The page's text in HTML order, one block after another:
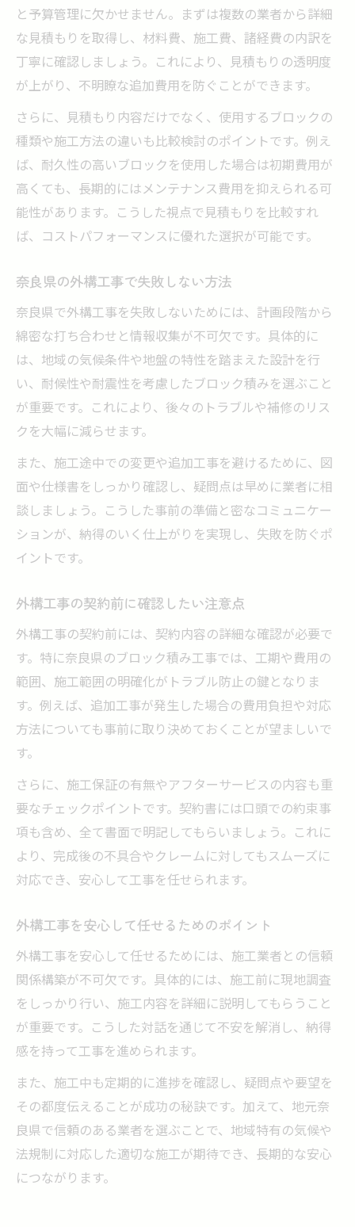
と予算管理に欠かせません。まずは複数の業者から詳細
な見積もりを取得し、材料費、施工費、諸経費の内訳を
丁寧に確認しましょう。これにより、見積もりの透明度
が上がり、不明瞭な追加費用を防ぐことができます。
さらに、見積もり内容だけでなく、使用するブロックの
種類や施工方法の違いも比較検討のポイントです。例え
ば、耐久性の高いブロックを使用した場合は初期費用が
高くても、長期的にはメンテナンス費用を抑えられる可
能性があります。こうした視点で見積もりを比較すれ
ば、コストパフォーマンスに優れた選択が可能です。
奈良県の外構工事で失敗しない方法
奈良県で外構工事を失敗しないためには、計画段階から
綿密な打ち合わせと情報収集が不可欠です。具体的に
は、地域の気候条件や地盤の特性を踏まえた設計を行
い、耐候性や耐震性を考慮したブロック積みを選ぶこと
が重要です。これにより、後々のトラブルや補修のリス
クを大幅に減らせます。
また、施工途中での変更や追加工事を避けるために、図
面や仕様書をしっかり確認し、疑問点は早めに業者に相
談しましょう。こうした事前の準備と密なコミュニケー
ションが、納得のいく仕上がりを実現し、失敗を防ぐポ
イントです。
外構工事の契約前に確認したい注意点
外構工事の契約前には、契約内容の詳細な確認が必要で
す。特に奈良県のブロック積み工事では、工期や費用の
範囲、施工範囲の明確化がトラブル防止の鍵となりま
す。例えば、追加工事が発生した場合の費用負担や対応
方法についても事前に取り決めておくことが望ましいで
す。
さらに、施工保証の有無やアフターサービスの内容も重
要なチェックポイントです。契約書には口頭での約束事
項も含め、全て書面で明記してもらいましょう。これに
より、完成後の不具合やクレームに対してもスムーズに
対応でき、安心して工事を任せられます。
外構工事を安心して任せるためのポイント
外構工事を安心して任せるためには、施工業者との信頼
関係構築が不可欠です。具体的には、施工前に現地調査
をしっかり行い、施工内容を詳細に説明してもらうこと
が重要です。こうした対話を通じて不安を解消し、納得
感を持って工事を進められます。
また、施工中も定期的に進捗を確認し、疑問点や要望を
その都度伝えることが成功の秘訣です。加えて、地元奈
良県で信頼のある業者を選ぶことで、地域特有の気候や
法規制に対応した適切な施工が期待でき、長期的な安心
につながります。